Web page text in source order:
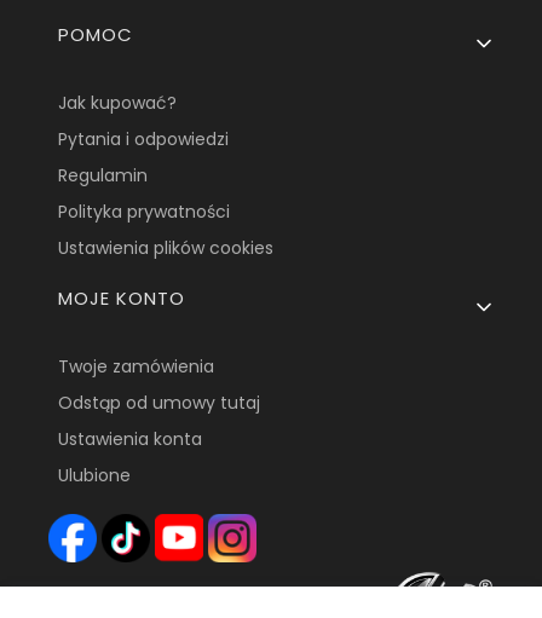
POMOC
Jak kupować?
Pytania i odpowiedzi
Regulamin
Polityka prywatności
Ustawienia plików cookies
MOJE KONTO
Twoje zamówienia
Odstąp od umowy tutaj
Ustawienia konta
Ulubione